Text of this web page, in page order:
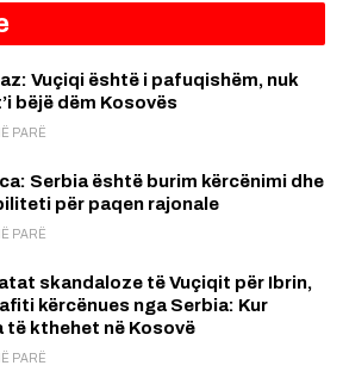
Vuçiqi është i pafuqishëm, nuk
bëjë dëm Kosovës
PARË
Serbia është burim kërcënimi dhe
për paqen rajonale
PARË
skandaloze të Vuçiqit për Ibrin,
kërcënues nga Serbia: Kur
të kthehet në Kosovë
PARË